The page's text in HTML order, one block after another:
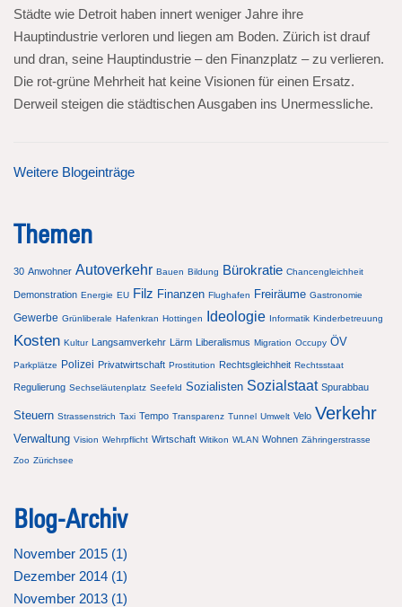
Städte wie Detroit haben innert weniger Jahre ihre
Hauptindustrie verloren und liegen am Boden. Zürich ist drauf
und dran, seine Hauptindustrie – den Finanzplatz – zu verlieren.
Die rot-grüne Mehrheit hat keine Visionen für einen Ersatz.
Derweil steigen die städtischen Ausgaben ins Unermessliche.
Weitere Blogeinträge
Themen
30 Anwohner Autoverkehr Bauen Bildung Bürokratie Chancengleichheit
Demonstration Energie EU Filz Finanzen Flughafen Freiräume Gastronomie
Gewerbe Grünliberale Hafenkran Hottingen Ideologie Informatik Kinderbetreuung
Kosten Kultur Langsamverkehr Lärm Liberalismus Migration Occupy ÖV
Parkplätze Polizei Privatwirtschaft Prostitution Rechtsgleichheit Rechtsstaat
Regulierung Sechseläutenplatz Seefeld Sozialisten Sozialstaat Spurabbau
Steuern Strassenstrich Taxi Tempo Transparenz Tunnel Umwelt Velo Verkehr
Verwaltung Vision Wehrpflicht Wirtschaft Witikon WLAN Wohnen Zähringerstrasse
Zoo Zürichsee
Blog-Archiv
November 2015 (1)
Dezember 2014 (1)
November 2013 (1)